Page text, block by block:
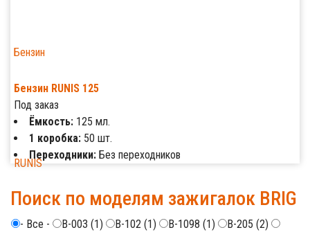
Бензин RUNIS 125
Под заказ
Ёмкость: 125 мл.
1 коробка: 50 шт.
Переходники: Без переходников
Поиск по моделям зажигалок BRIG
- Все - B-003 (1) B-102 (1) B-1098 (1)
B-205 (2)